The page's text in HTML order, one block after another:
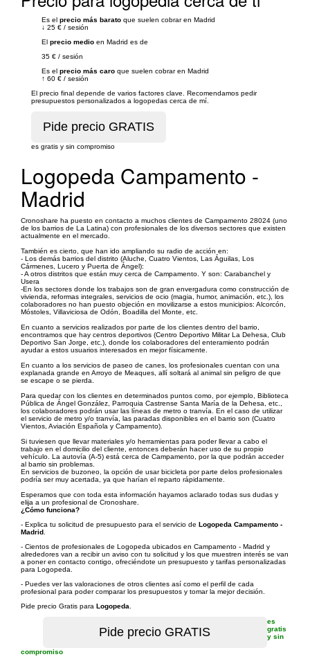
Es el precio más barato que suelen cobrar en Madrid
↓ 25 € / sesión
El precio medio en Madrid es de
35 € / sesión
Es el precio más caro que suelen cobrar en Madrid
↑ 60 € / sesión
El precio final depende de varios factores clave. Recomendamos pedir
presupuestos personalizados a logopedas cerca de mí.
es gratis y sin compromiso
Logopeda Campamento -
Madrid
Cronoshare ha puesto en contacto a muchos clientes de Campamento 28024 (uno
de los barrios de La Latina) con profesionales de los diversos sectores que existen
actualmente en el mercado.
También es cierto, que han ido ampliando su radio de acción en:
- Los demás barrios del distrito (Aluche, Cuatro Vientos, Las Águilas, Los
Cármenes, Lucero y Puerta de Ángel):
- A otros distritos que están muy cerca de Campamento. Y son: Carabanchel y
Usera
-En los sectores donde los trabajos son de gran envergadura como construcción de
vivienda, reformas integrales, servicios de ocio (magia, humor, animación, etc.), los
colaboradores no han puesto objeción en movilizarse a estos municipios: Alcorcón,
Móstoles, Villaviciosa de Odón, Boadilla del Monte, etc.
En cuanto a servicios realizados por parte de los clientes dentro del barrio,
encontramos que hay centros deportivos (Centro Deportivo Militar La Dehesa, Club
Deportivo San Jorge, etc.), donde los colaboradores del enteramiento podrán
ayudar a estos usuarios interesados en mejor físicamente.
En cuanto a los servicios de paseo de canes, los profesionales cuentan con una
explanada grande en Arroyo de Meaques, allí soltará al animal sin peligro de que
se escape o se pierda.
Para quedar con los clientes en determinados puntos como, por ejemplo, Biblioteca
Pública de Ángel González, Parroquia Castrense Santa María de la Dehesa, etc.,
los colaboradores podrán usar las líneas de metro o tranvía. En el caso de utilizar
el servicio de metro y/o tranvía, las paradas disponibles en el barrio son (Cuatro
Vientos, Aviación Española y Campamento).
Si tuviesen que llevar materiales y/o herramientas para poder llevar a cabo el
trabajo en el domicilio del cliente, entonces deberán hacer uso de su propio
vehículo. La autovía (A-5) está cerca de Campamento, por la que podrán acceder
al barrio sin problemas.
En servicios de buzoneo, la opción de usar bicicleta por parte delos profesionales
podría ser muy acertada, ya que harían el reparto rápidamente.
Esperamos que con toda esta información hayamos aclarado todas sus dudas y
elija a un profesional de Cronoshare.
¿Cómo funciona?
- Explica tu solicitud de presupuesto para el servicio de Logopeda Campamento -
Madrid
- Cientos de profesionales de Logopeda ubicados en Campamento - Madrid y
alrededores van a recibir un aviso con tu solicitud y los que muestren interés se van
a poner en contacto contigo, ofreciéndote un presupuesto y tarifas personalizadas
para Logopeda.
- Puedes ver las valoraciones de otros clientes así como el perfil de cada
profesional para poder comparar los presupuestos y tomar la mejor decisión.
Pide precio Gratis para Logopeda
es
gratis
y sin
compromiso